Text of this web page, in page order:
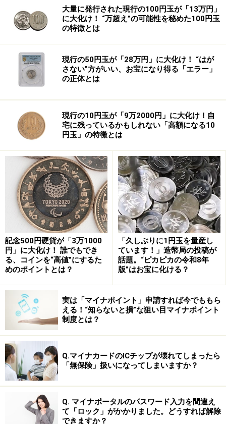
こうした事態に、スーパー・コンビニは次々と同社商品
を撤去。「ミルキー」などの菓子が店頭から姿を消す一
方、自動販売機でも、「ネクター」などの飲料を撤去す
る動きが広がりました。
問題発覚から公表まで、2カ月もかかった理
由とは？
さて、不二家が今回の問題を社内的に把握したのは、昨
年の11月。一方、これを公表したのは今年の1月。な
ぜ、公表するまで2カ月もかかった？ 「考え方に甘さが
あった。対応策に気をとられ、公表することに意識が及
ばなかった」（1月11日の社長会見）。「食の安全」に
対する消費者の信頼を揺るがす問題が発覚した以上、企
業側には、商品の回収や公表など速やかな対応が求めら
れるところ。でも、問題発覚の翌月に控えていたのは、
クリスマス・シーズン＝ケーキの大商機。洋菓子事業の
営業赤字を抱える同社としては、何とか隠蔽したままク
リスマス商戦を乗り切りたかった？
大量に発行された現行の100円玉が「13万円」
に大化け！ “万超え”の可能性を秘めた100円玉
の特徴とは
現行の50円玉が「28万円」に大化け！ “はが
さない”方がいい、お宝になり得る「エラー」
の正体とは
現行の10円玉が「9万2000円」に大化け！自
宅に残っているかもしれない「高額になる10
円玉」の特徴とは
記念500円硬貨が「3万1000
円」に大化け！ 誰でもでき
る、コインを“高値”にするた
めのポイントとは？
「久しぶりに1円玉を量産し
ています！」造幣局の投稿が
話題。“ピカピカの令和8年
版”はお宝に化ける？
実は「マイナポイント」申請すれば今でももら
える！“知らないと損”な狙い目マイナポイント
制度とは？
Q.マイナカードのICチップが壊れてしまったら
「無保険」扱いになってしまいますか？
Q. マイナポータルのパスワード入力を間違え
て「ロック」がかかりました。どうすれば解除
できますか？